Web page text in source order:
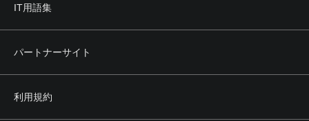
IT用語集
パートナーサイト
利用規約